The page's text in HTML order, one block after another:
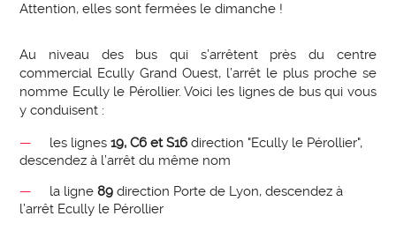
Attention, elles sont fermées le dimanche !
Au niveau des bus qui s’arrêtent près du centre
commercial Ecully Grand Ouest, l’arrêt le plus proche se
nomme Ecully le Pérollier. Voici les lignes de bus qui vous
y conduisent :
les lignes 19, C6 et S16direction "Ecully le Pérollier",
descendez à l’arrêt du même nom
la ligne 89direction Porte de Lyon, descendez à
l’arrêt Ecully le Pérollier